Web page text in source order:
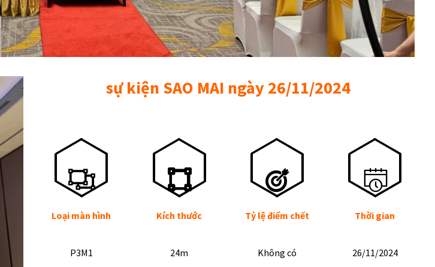
sự kiện SAO MAI ngày 26/11/2024
Loại màn hình
P3M1
Kích thước
24m
Tỷ lệ điểm chết
Không có
Thời gian
26/11/2024